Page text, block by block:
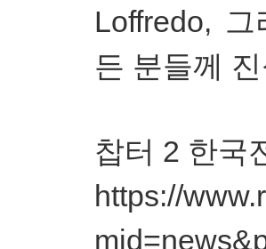
Loffredo,
든 분들께
찹터 2 한국
https://